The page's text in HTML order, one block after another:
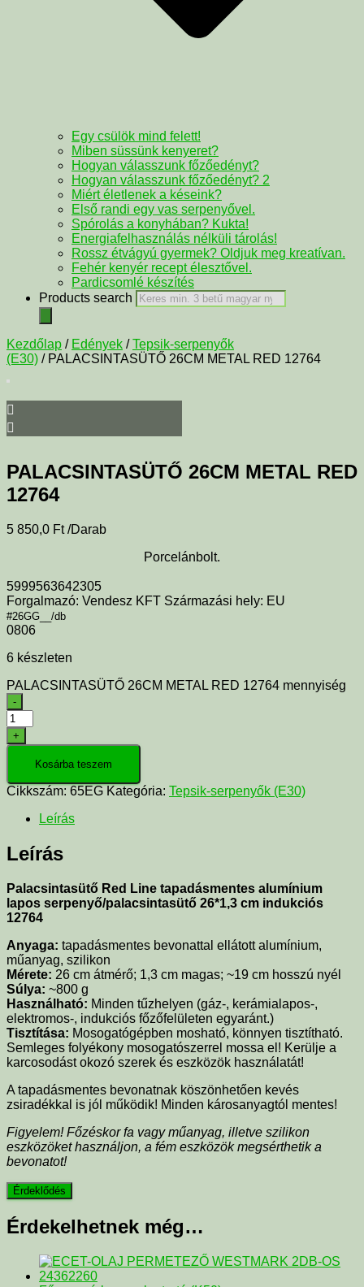
Egy csülök mind felett!
Miben süssünk kenyeret?
Hogyan válasszunk főzőedényt?
Hogyan válasszunk főzőedényt? 2
Miért életlenek a késeink?
Első randi egy vas serpenyővel.
Spórolás a konyhában? Kukta!
Energiafelhasználás nélküli tárolás!
Rossz étvágyú gyermek? Oldjuk meg kreatívan.
Fehér kenyér recept élesztővel.
Pardicsomlé készítés
Products search
Kezdőlap / Edények /Tepsik-serpenyők
(E30) / PALACSINTASÜTŐ 26CM METAL RED 12764
PALACSINTASÜTŐ 26CM METAL RED
12764
5 850,0 Ft /Darab
Porcelánbolt.
5999563642305
Forgalmazó: Vendesz KFT Származási hely: EU
#26GG__/db
0806
6 készleten
PALACSINTASÜTŐ 26CM METAL RED 12764 mennyiség
-
+
Kosárba teszem
Cikkszám: 65EG Kategória: Tepsik-serpenyők (E30)
Leírás
Leírás
Palacsintasütő Red Line tapadásmentes alumínium
lapos serpenyő/palacsintasütő 26*1,3 cm indukciós
12764
Anyaga: tapadásmentes bevonattal ellátott alumínium,
műanyag, szilikon
Mérete: 26 cm átmérő; 1,3 cm magas; ~19 cm hosszú nyél
Súlya: ~800 g
Használható: Minden tűzhelyen (gáz-, kerámialapos-,
elektromos-, indukciós főzőfelületen egyaránt.)
Tisztítása: Mosogatógépben mosható, könnyen tisztítható.
Semleges folyékony mosogatószerrel mossa el! Kerülje a
karcosodást okozó szerek és eszközök használatát!
A tapadásmentes bevonatnak köszönhetően kevés
zsiradékkal is jól működik! Minden károsanyagtól mentes!
Figyelem! Főzéskor fa vagy műanyag, illetve szilikon
eszközöket használjon, a fém eszközök megsérthetik a
bevonatot!
Érdekelhetnek még…